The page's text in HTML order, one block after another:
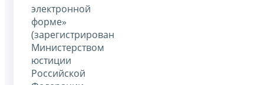
электронной
форме»
(зарегистрирован
Министерством
юстиции
Российской